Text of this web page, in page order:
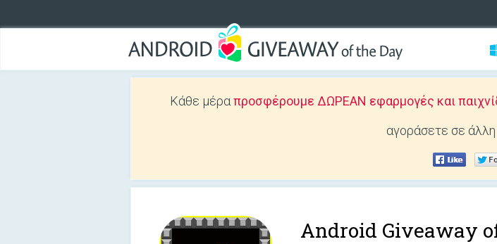
Κάθε μέραπροσφέρουμε ΔΩΡΕΑΝ εφαρμογές και
αγοράσετε σε
Android Giveaway